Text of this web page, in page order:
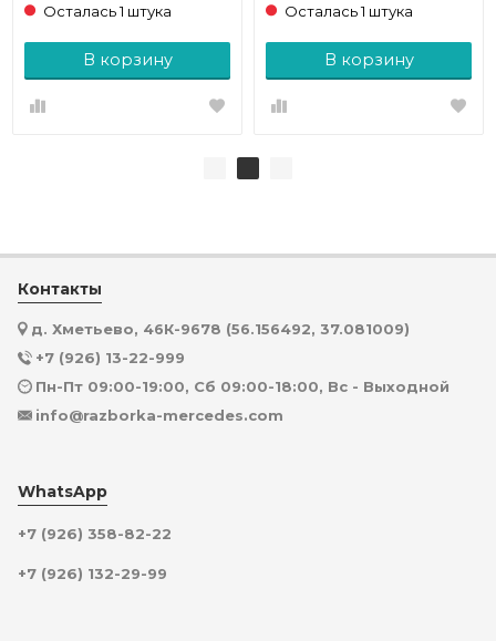
Осталась 1 штука
В корзину
Осталась 1 штука
В корзину
Контакты
д. Хметьево, 46К-9678 (56.156492, 37.081009)
+7 (926) 13-22-999
Пн-Пт 09:00-19:00, Сб 09:00-18:00, Вс - Выходной
info@razborka-mercedes.com
WhatsApp
+7 (926) 358-82-22
+7 (926) 132-29-99